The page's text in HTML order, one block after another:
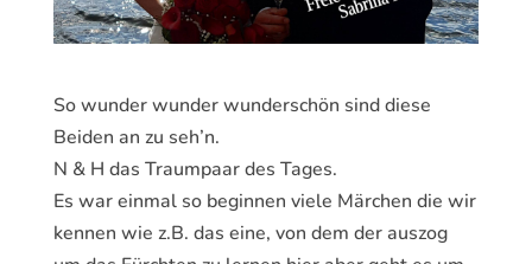
So wunder wunder wunderschön sind diese
Beiden an zu seh’n.
N & H das Traumpaar des Tages.
Es war einmal so beginnen viele Märchen die wir
kennen wie z.B. das eine, von dem der auszog